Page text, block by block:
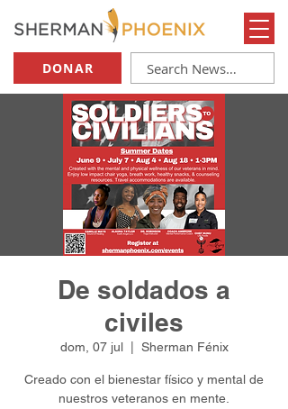
DONAR
De soldados a
civiles
dom, 07 jul
  |
Sherman Fénix
Creado con el bienestar físico y mental de
nuestros veteranos en mente.